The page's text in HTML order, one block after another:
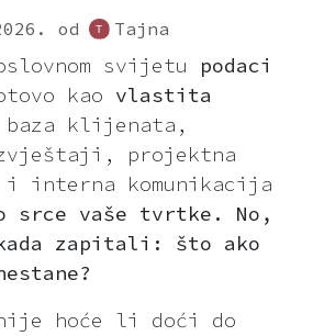
od Tajna
svijetu podaci
kao vlastita
baza klijenata,
projektna
i interna komunikacija
srce vaše tvrtke.
No,
zapitali: što ako
hoće li doći do